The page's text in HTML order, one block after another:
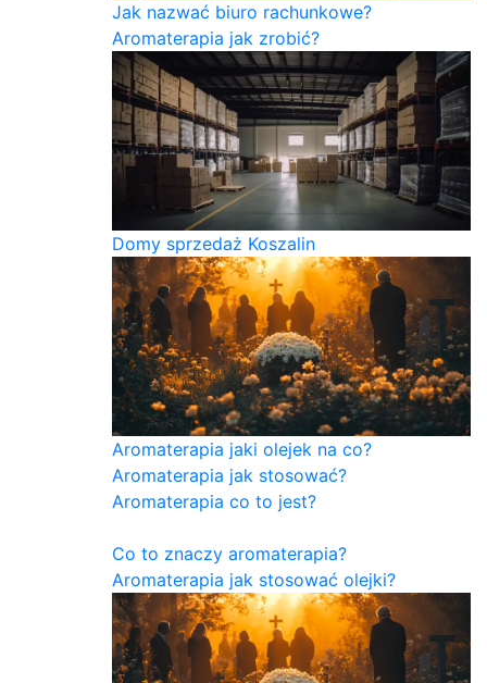
Jak nazwać biuro rachunkowe?
Aromaterapia jak zrobić?
Domy sprzedaż Koszalin
Aromaterapia jaki olejek na co?
Aromaterapia jak stosować?
Aromaterapia co to jest?
Co to znaczy aromaterapia?
Aromaterapia jak stosować olejki?